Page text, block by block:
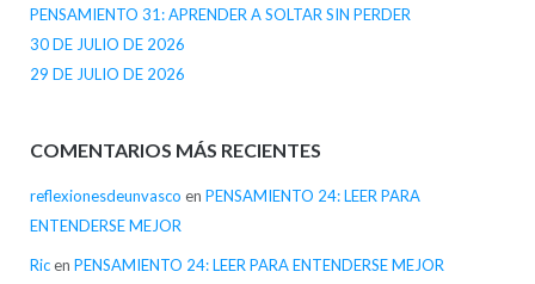
PENSAMIENTO 31: APRENDER A SOLTAR SIN PERDER
30 DE JULIO DE 2026
29 DE JULIO DE 2026
COMENTARIOS MÁS RECIENTES
reflexionesdeunvasco en PENSAMIENTO 24: LEER PARA
ENTENDERSE MEJOR
Ricen PENSAMIENTO 24: LEER PARA ENTENDERSE MEJOR